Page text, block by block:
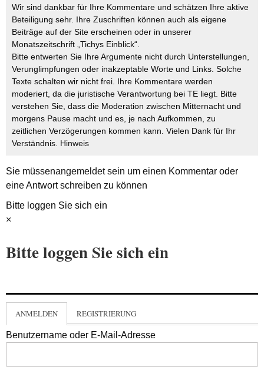
Wir sind dankbar für Ihre Kommentare und schätzen Ihre aktive
Beteiligung sehr. Ihre Zuschriften können auch als eigene
Beiträge auf der Site erscheinen oder in unserer
Monatszeitschrift „Tichys Einblick“.
Bitte entwerten Sie Ihre Argumente nicht durch Unterstellungen,
Verunglimpfungen oder inakzeptable Worte und Links. Solche
Texte schalten wir nicht frei. Ihre Kommentare werden
moderiert, da die juristische Verantwortung bei TE liegt. Bitte
verstehen Sie, dass die Moderation zwischen Mitternacht und
morgens Pause macht und es, je nach Aufkommen, zu
zeitlichen Verzögerungen kommen kann. Vielen Dank für Ihr
Verständnis. Hinweis
Sie müssenangemeldetsein um einen Kommentar oder
eine Antwort schreiben zu können
Bitte loggen Sie sich ein
×
Bitte loggen Sie sich ein
ANMELDEN REGISTRIERUNG
Benutzername oder E-Mail-Adresse